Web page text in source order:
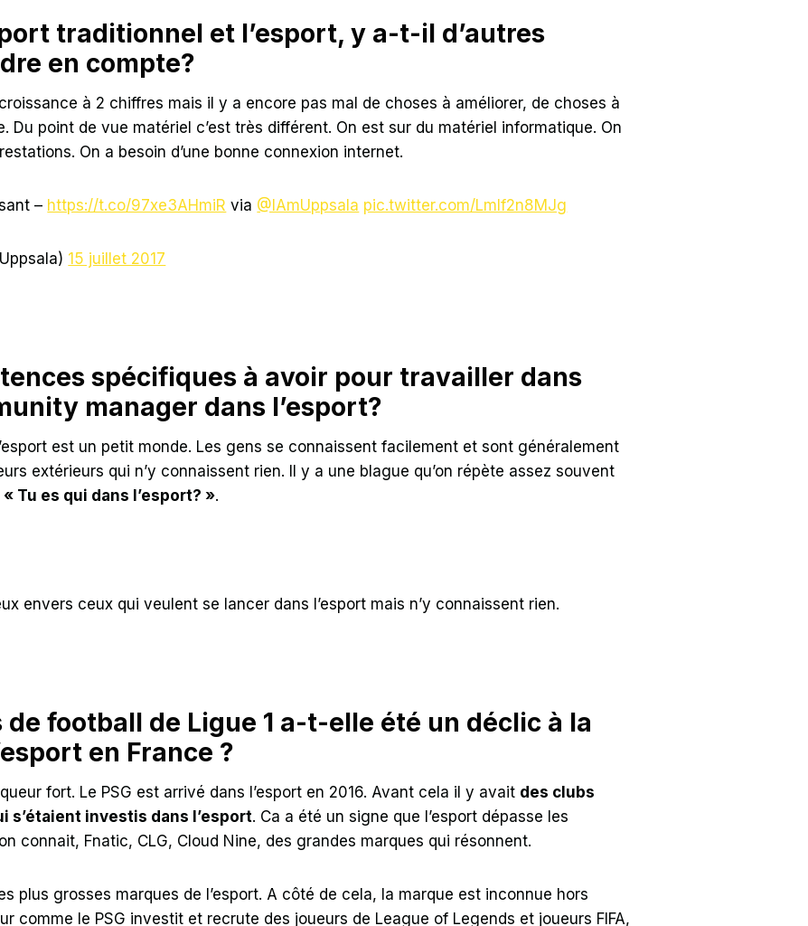
traditionnel et l’esport, y a-t-il d’autres
en compte?
à 2 chiffres mais il y a encore pas mal de choses à améliorer, de choses à
Du point de vue matériel c’est très différent. On est sur du matériel informatique. On
On a besoin d’une bonne connexion internet.
– https://t.co/97xe3AHmiR via @IAmUppsala pic.twitter.com/Lmlf2n8MJg
15 juillet 2017
spécifiques à avoir pour travailler dans
manager dans l’esport?
est un petit monde. Les gens se connaissent facilement et sont généralement
extérieurs qui n’y connaissent rien. Il y a une blague qu’on répète assez souvent
« Tu es qui dans l’esport? ».
envers ceux qui veulent se lancer dans l’esport mais n’y connaissent rien.
de football de Ligue 1 a-t-elle été un déclic à la
en France ?
fort. Le PSG est arrivé dans l’esport en 2016. Avant cela il y avait des clubs
s’étaient investis dans l’esport. Ca a été un signe que l’esport dépasse les
connait, Fnatic, CLG, Cloud Nine, des grandes marques qui résonnent.
plus grosses marques de l’esport. A côté de cela, la marque est inconnue hors
comme le PSG investit et recrute des joueurs de League of Legends et joueurs FIFA,